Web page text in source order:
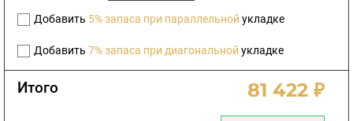
Добавить 5% запаса при параллельной укладке
Добавить 7% запаса при диагональной укладке
Итого 81 422 ₽